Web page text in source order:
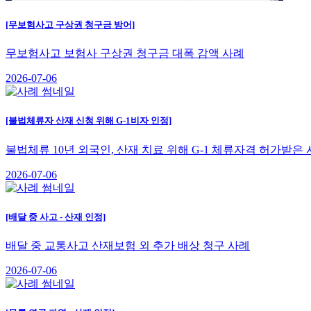
[무보험사고 구상권 청구금 방어]
무보험사고 보험사 구상권 청구금 대폭 감액 사례
2026-07-06
[불법체류자 산재 신청 위해 G-1비자 인정]
불법체류 10년 외국인, 산재 치료 위해 G-1 체류자격 허가받은
2026-07-06
[배달 중 사고 - 산재 인정]
배달 중 교통사고 산재보험 외 추가 배상 청구 사례
2026-07-06